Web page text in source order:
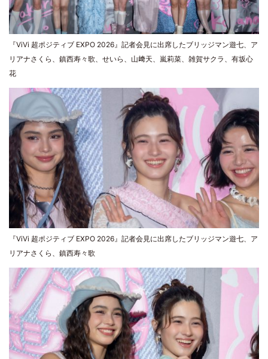
『ViVi 超ポジティブ EXPO 2026』記者会見に出席したブリッジマン遊七、ア
リアナさくら、鎮西寿々歌、せいら、山﨑天、嵐莉菜、雑賀サクラ、有坂心
花
『ViVi 超ポジティブ EXPO 2026』記者会見に出席したブリッジマン遊七、ア
リアナさくら、鎮西寿々歌